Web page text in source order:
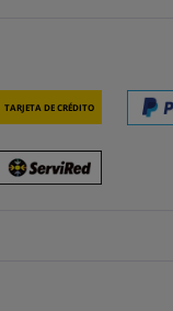
Tarjeta de crédito